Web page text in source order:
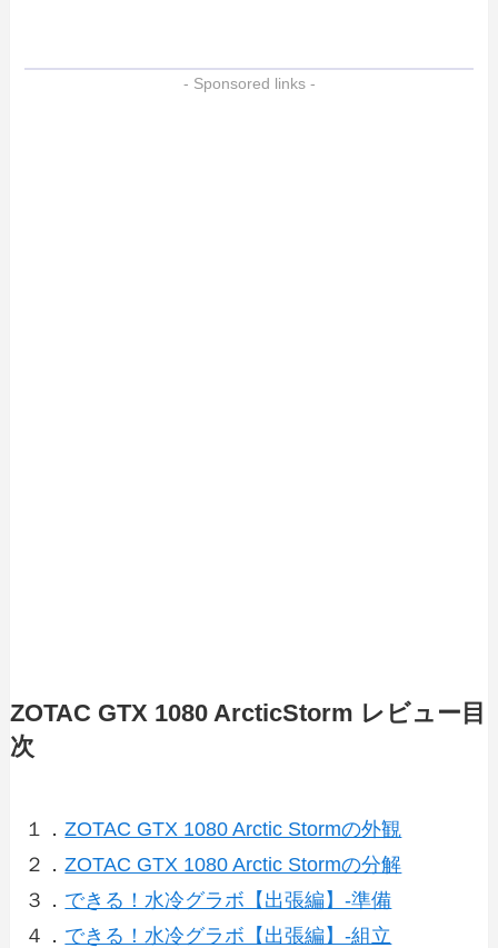
- Sponsored links -
ZOTAC GTX 1080 ArcticStorm レビュー目
次
１．ZOTAC GTX 1080 Arctic Stormの外観
２．ZOTAC GTX 1080 Arctic Stormの分解
３． できる！水冷グラボ【出張編】-準備
４． できる！水冷グラボ【出張編】-組立